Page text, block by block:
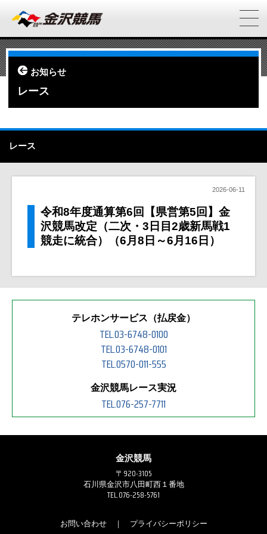
お知らせ
レース
レース
2026-06-11
令和8年度通算第6回【県営第5回】金
沢競馬改定（二次・3日目2歳新馬戦1
競走に統合）（6月8日～6月16日）
テレホンサービス（払戻金）
TEL.03-6748-0100
TEL.03-6748-0101
TEL.0570-011-555
金沢競馬レース実況
TEL.076-257-7711
金沢競馬
〒920-3105
石川県金沢市八田町西１番地
TEL.076-258-5761
お問い合わせ｜ プライバシーポリシー